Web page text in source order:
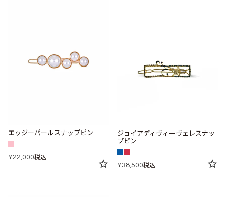
エッジーパールスナップピン
¥22,000税込
ジョイアディヴィーヴェレスナッ
プピン
¥38,500税込